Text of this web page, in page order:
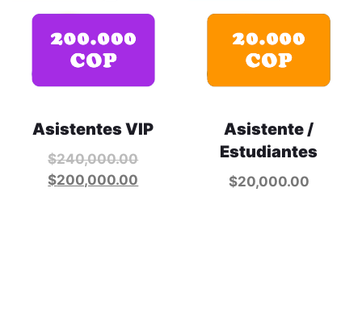
Asistentes VIP
$240,000.00
$200,000.00
Asistente /
Estudiantes
$20,000.00